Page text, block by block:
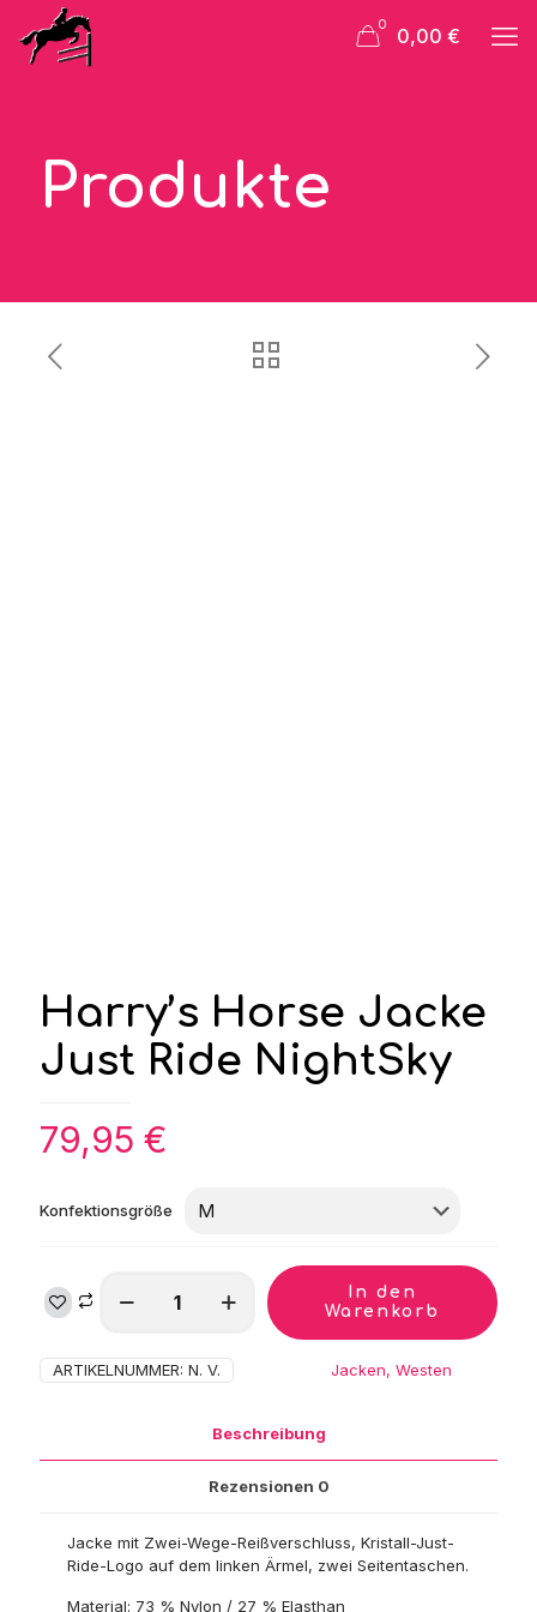
0 0,00 €
Produkte
Harry’s Horse Jacke
Just Ride NightSky
79,95 €
Konfektionsgröße
Horse
Ride
In den
Warenkorb
ARTIKELNUMMER: N. V. Jacken, Westen
Beschreibung
Rezensionen 0
Jacke mit Zwei-Wege-Reißverschluss, Kristall-Just-
Ride-Logo auf dem linken Ärmel, zwei Seitentaschen.
Material: 73 % Nylon / 27 % Elasthan